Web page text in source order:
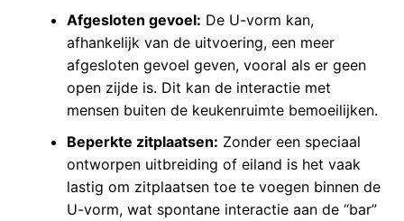
Afgesloten gevoel: De U-vorm kan,
afhankelijk van de uitvoering, een meer
afgesloten gevoel geven, vooral als er geen
open zijde is. Dit kan de interactie met
mensen buiten de keukenruimte bemoeilijken.
Beperkte zitplaatsen: Zonder een speciaal
ontworpen uitbreiding of eiland is het vaak
lastig om zitplaatsen toe te voegen binnen de
U-vorm, wat spontane interactie aan de “bar”